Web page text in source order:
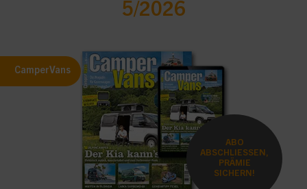
5/2026
CamperVans
ABO
ABSCHLIESSEN,
PRÄMIE
SICHERN!